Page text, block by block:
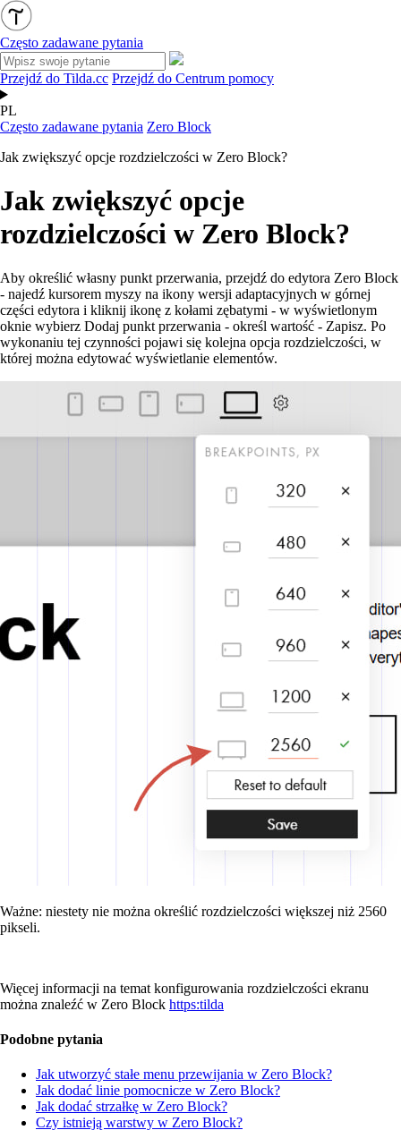
Często zadawane pytania
Przejdź do Tilda.cc Przejdź do Centrum pomocy
PL
Często zadawane pytania Zero Block
Jak zwiększyć opcje rozdzielczości w Zero Block?
Jak zwiększyć opcje
rozdzielczości w Zero Block?
Aby określić własny punkt przerwania, przejdź do edytora Zero Block
- najedź kursorem myszy na ikony wersji adaptacyjnych w górnej
części edytora i kliknij ikonę z kołami zębatymi - w wyświetlonym
oknie wybierz Dodaj punkt przerwania - określ wartość - Zapisz. Po
wykonaniu tej czynności pojawi się kolejna opcja rozdzielczości, w
której można edytować wyświetlanie elementów.
Ważne: niestety nie można określić rozdzielczości większej niż 2560
pikseli.
Więcej informacji na temat konfigurowania rozdzielczości ekranu
można znaleźć w Zero Block https:tilda
Podobne pytania
Jak utworzyć stałe menu przewijania w Zero Block?
Jak dodać linie pomocnicze w Zero Block?
Jak dodać strzałkę w Zero Block?
Czy istnieją warstwy w Zero Block?